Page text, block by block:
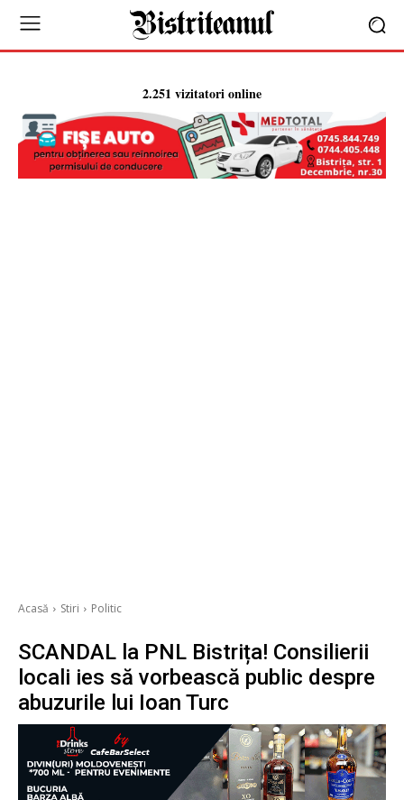
2.251 vizitatori online
Acasă Stiri Politic
SCANDAL la PNL Bistrița! Consilierii
locali ies să vorbească public despre
abuzurile lui Ioan Turc